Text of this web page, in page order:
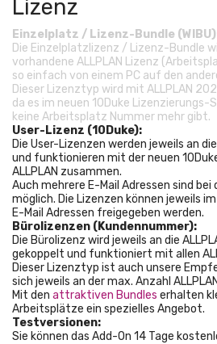
Lizenz
Einzelplatz / Lizenz-Bundle
Die Einzelplatzlizenz / Lizenz-Bundle
vorhandene ALLPLAN Lizenz
so einfach von einem PC auf den
Dieser Lizenztyp wird mit ALLPLAN
da es im neuen 10Duke Lizenzierungs-
keine Arbeitsplatz Nummer mehr gibt.
User-Lizenz (10Duke):
Die User-Lizenzen werden jeweils an
und funktionieren mit der neuen
ALLPLAN zusammen.
Auch mehrere E-Mail Adressen sind
möglich. Die Lizenzen können jeweils
E-Mail Adressen freigegeben werden.
Bürolizenzen (Kundennummer):
Die Bürolizenz wird jeweils an die
gekoppelt und funktioniert mit allen
Dieser Lizenztyp ist auch unsere
sich jeweils an der max. Anzahl
Mit den attraktiven Bundles erhalten
Arbeitsplätze ein spezielles Angebot.
Testversionen:
Sie können das Add-On 14 Tage